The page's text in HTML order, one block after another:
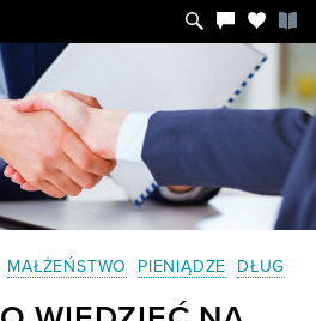
MAŁŻEŃSTWO PIENIĄDZE DŁUG